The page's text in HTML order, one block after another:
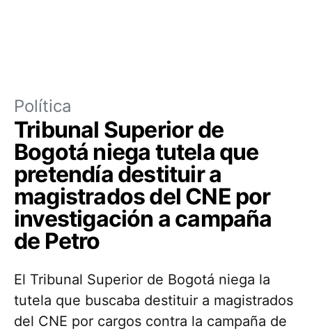
Política
Tribunal Superior de
Bogotá niega tutela que
pretendía destituir a
magistrados del CNE por
investigación a campaña
de Petro
El Tribunal Superior de Bogotá niega la
tutela que buscaba destituir a magistrados
del CNE por cargos contra la campaña de